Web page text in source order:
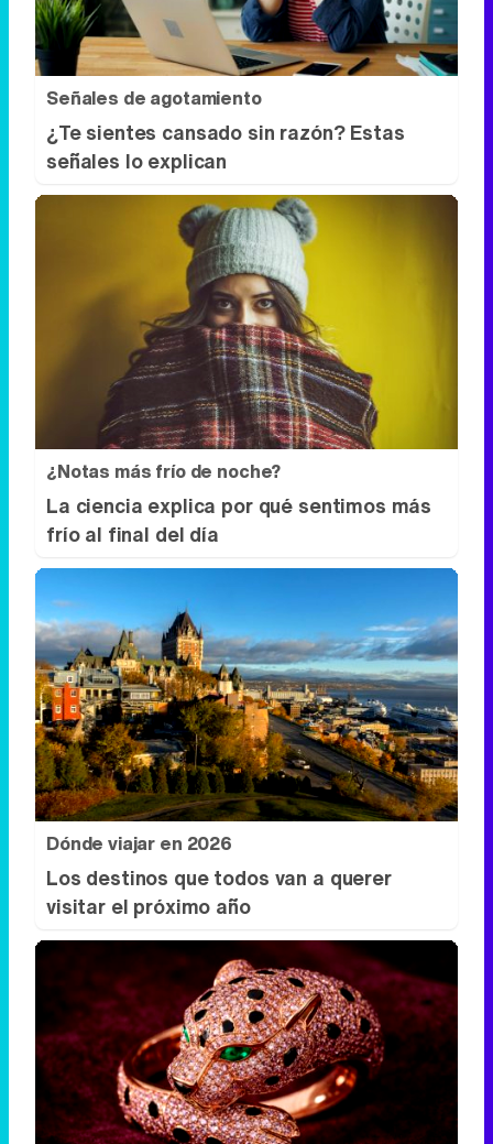
señales lo explican
¿Notas más frío de noche?
La ciencia explica por qué sentimos más
frío al final del día
Dónde viajar en 2026
Los destinos que todos van a querer
visitar el próximo año
Lujo con carácter
Una joya para mujeres que no piden
permiso